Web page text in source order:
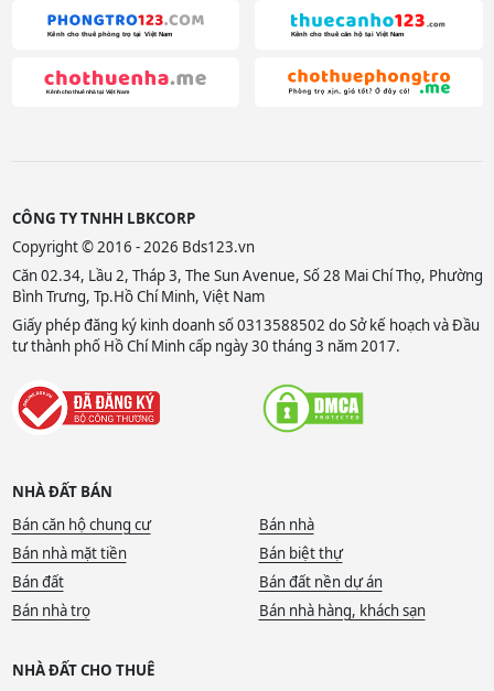
CÔNG TY TNHH LBKCORP
Copyright © 2016 - 2026 Bds123.vn
Căn 02.34, Lầu 2, Tháp 3, The Sun Avenue, Số 28 Mai Chí Thọ, Phường
Bình Trưng, Tp.Hồ Chí Minh, Việt Nam
Giấy phép đăng ký kinh doanh số 0313588502 do Sở kế hoạch và Đầu
tư thành phố Hồ Chí Minh cấp ngày 30 tháng 3 năm 2017.
NHÀ ĐẤT BÁN
Bán căn hộ chung cư
Bán nhà
Bán nhà mặt tiền
Bán biệt thự
Bán đất
Bán đất nền dự án
Bán nhà trọ
Bán nhà hàng, khách sạn
NHÀ ĐẤT CHO THUÊ